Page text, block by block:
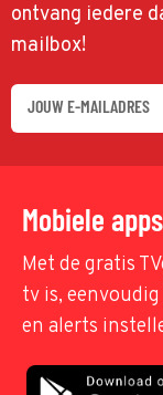
ontvang iedere
mailbox!
Mobiele apps
Met de gratis
tv is,
en alerts